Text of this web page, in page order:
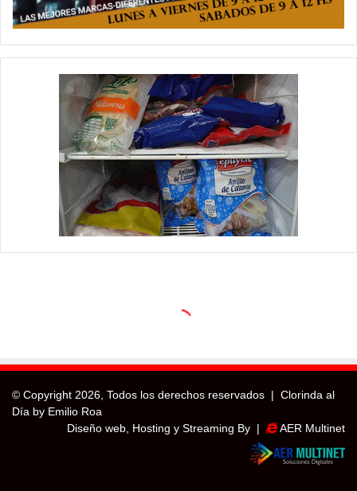
© Copyright 2026, Todos los derechos reservados | Clorinda al
Día by Emilio Roa
Diseño web, Hosting y Streaming By |
AER Multinet